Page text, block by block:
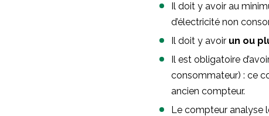
Il doit y avoir au
d’électricité non
Il doit y avoir un ou
Il est obligatoire
consommateur) : ce
ancien compteur.
Le compteur analyse